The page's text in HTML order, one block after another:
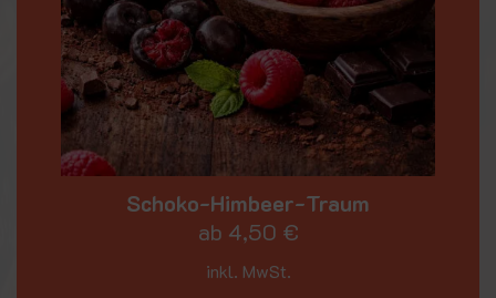
Schoko-Himbeer-Traum
ab 4,50 €
inkl. MwSt.